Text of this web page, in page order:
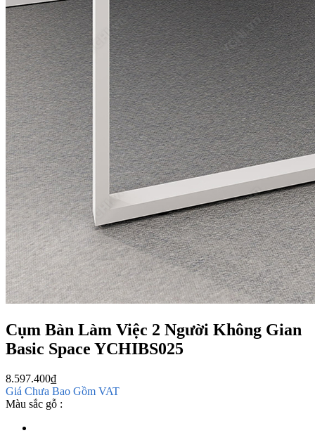
Cụm Bàn Làm Việc 2 Người Không Gian
Basic Space YCHIBS025
8.597.400₫
Giá Chưa Bao Gồm VAT
Màu sắc gỗ :